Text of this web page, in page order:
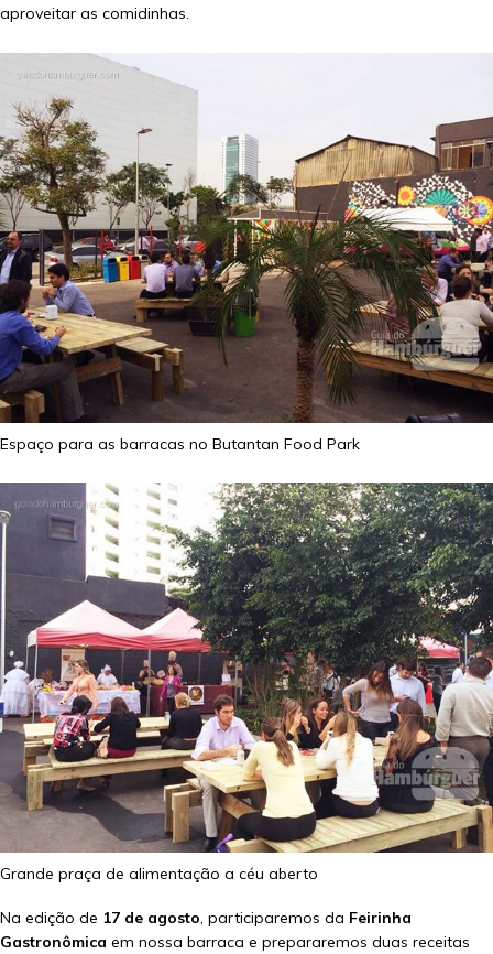
aproveitar as comidinhas.
Espaço para as barracas no Butantan Food Park
Grande praça de alimentação a céu aberto
Na edição de 17 de agosto, participaremos da Feirinha
Gastronômica em nossa barraca e prepararemos duas receitas